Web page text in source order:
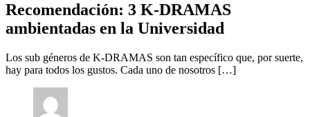
Recomendación: 3 K-DRAMAS
ambientadas en la Universidad
Los sub géneros de K-DRAMAS son tan específico que, por suerte,
hay para todos los gustos. Cada uno de nosotros […]